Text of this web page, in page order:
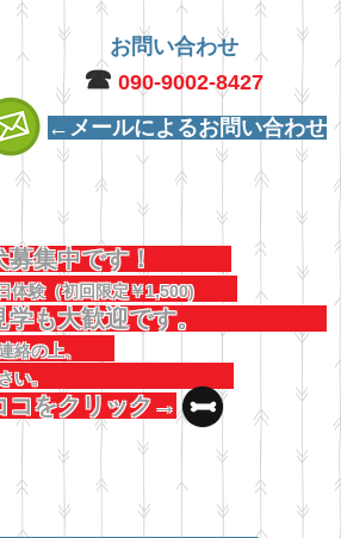
お問い合わせ
☎︎ 090-9002-8427
←メールによるお問い合わせ
募集中です！
体験（初回限定￥1,500)
学も大歓迎です。
連絡の上、
ください。
コをクリック→